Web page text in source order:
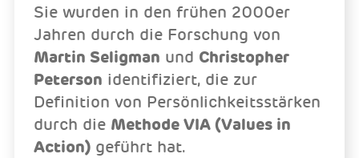
Sie wurden in den frühen 2000er
Jahren durch die Forschung von
Martin Seligman und Christopher
Peterson identifiziert, die zur
Definition von Persönlichkeitsstärken
durch die Methode VIA (Values in
Action) geführt hat.